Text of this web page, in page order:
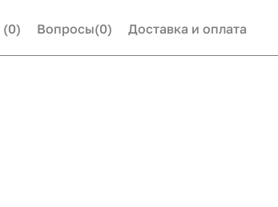
(0) Вопросы(0) Доставка и оплата